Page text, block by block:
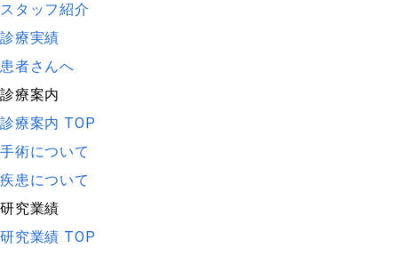
スタッフ紹介
診療実績
患者さんへ
診療案内
診療案内 TOP
手術について
疾患について
研究業績
研究業績 TOP